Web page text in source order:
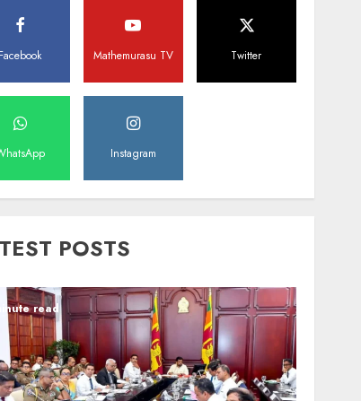
Facebook Mathemurasu TV Twitter
Instagram
POSTS
read